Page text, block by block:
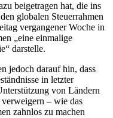
beigetragen hat, die ins
globalen Steuerrahmen
vergangener Woche in
„eine einmalige
darstelle.
jedoch darauf hin, dass
in letzter
von Ländern
– wie das
zahnlos zu machen